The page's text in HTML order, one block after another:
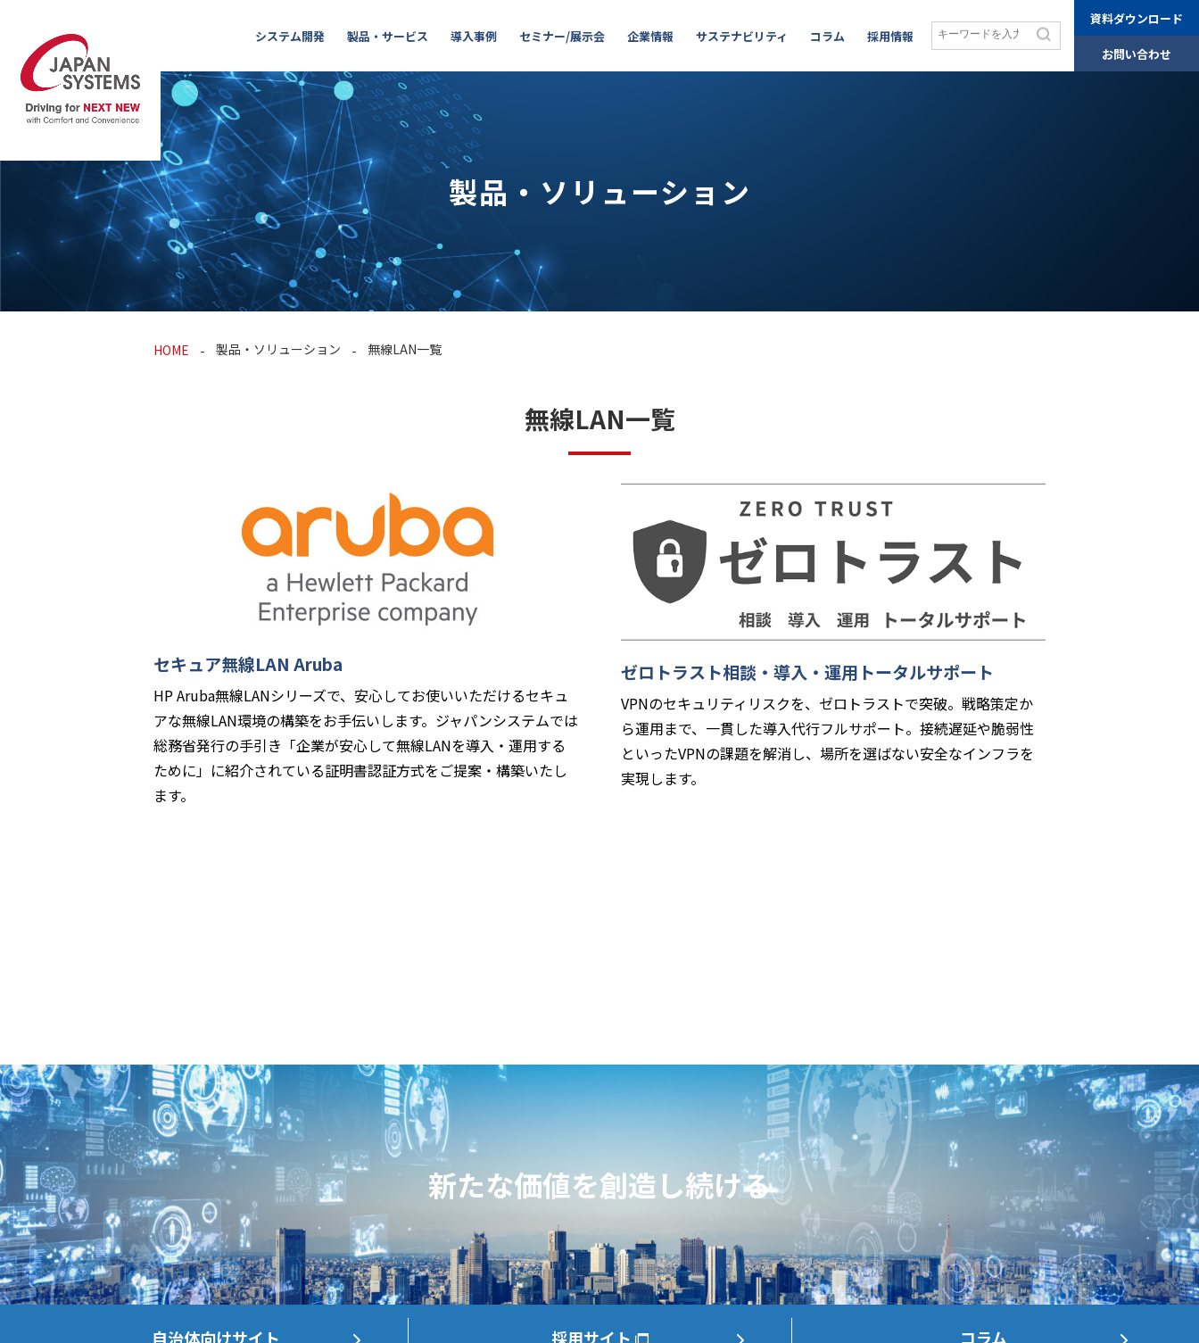
システム開発 製品・サービス 導入事例 セミナー/展示会 企業情報 サステナビリティ コラム 採用情報
資料ダウンロード
お問い合わせ
製品・ソリューション
HOME 製品・ソリューション 無線LAN一覧
無線LAN一覧
セキュア無線LAN Aruba
HP Aruba無線LANシリーズで、安心してお使いいただけるセキュ
アな無線LAN環境の構築をお手伝いします。ジャパンシステムでは
総務省発行の手引き「企業が安心して無線LANを導入・運用する
ために」に紹介されている証明書認証方式をご提案・構築いたし
ます。
ゼロトラスト相談・導入・運用トータルサポート
VPNのセキュリティリスクを、ゼロトラストで突破。戦略策定か
ら運用まで、一貫した導入代行フルサポート。接続遅延や脆弱性
といったVPNの課題を解消し、場所を選ばない安全なインフラを
実現します。
新たな価値を創造し続ける
自治体向けサイト 採用サイト コラム